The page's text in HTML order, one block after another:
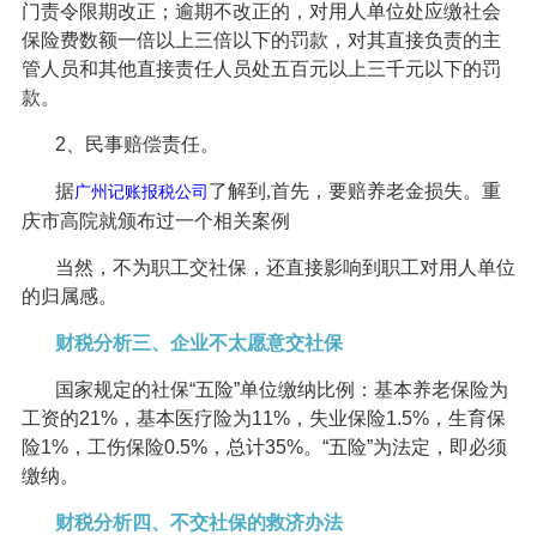
门责令限期改正；逾期不改正的，对用人单位处应缴社会
保险费数额一倍以上三倍以下的罚款，对其直接负责的主
管人员和其他直接责任人员处五百元以上三千元以下的罚
款。
2、民事赔偿责任。
据广州记账报税公司 了解到 ,首先，要赔养老金损失。重
庆市高院就颁布过一个相关案例
当然，不为职工交社保，还直接影响到职工对用人单位
的归属感。
财税分析三、企业不太愿意交社保
国家规定的社保“五险”单位缴纳比例：基本养老保险为
工资的21%，基本医疗险为11%，失业保险1.5%，生育保
险1%，工伤保险0.5%，总计35%。“五险”为法定，即必须
缴纳。
财税分析四、不交社保的救济办法